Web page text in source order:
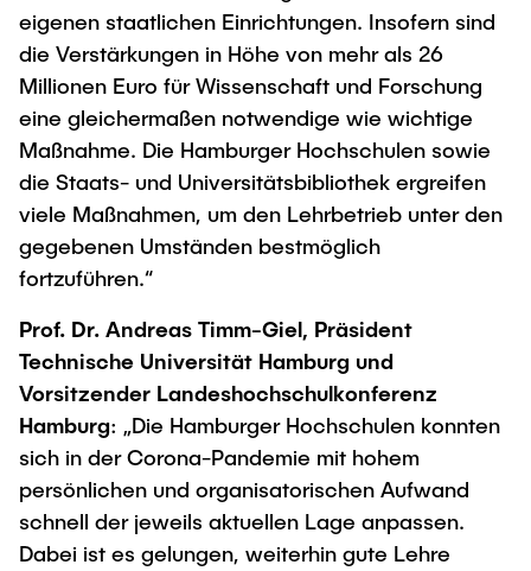
eigenen staatlichen Einrichtungen. Insofern sind
die Verstärkungen in Höhe von mehr als 26
Millionen Euro für Wissenschaft und Forschung
eine gleichermaßen notwendige wie wichtige
Maßnahme. Die Hamburger Hochschulen sowie
die Staats- und Universitätsbibliothek ergreifen
viele Maßnahmen, um den Lehrbetrieb unter den
gegebenen Umständen bestmöglich
fortzuführen.“
Prof. Dr. Andreas Timm-Giel, Präsident
Technische Universität Hamburg und
Vorsitzender Landeshochschulkonferenz
Hamburg: „Die Hamburger Hochschulen konnten
sich in der Corona-Pandemie mit hohem
persönlichen und organisatorischen Aufwand
schnell der jeweils aktuellen Lage anpassen.
Dabei ist es gelungen, weiterhin gute Lehre